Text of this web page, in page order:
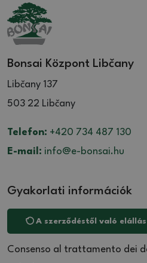
Bonsai Központ Libčany
Libčany 137
503 22 Libčany
Telefon: +420 734 487 130
E-mail: info@e-bonsai.hu
Gyakorlati információk
A szerződéstől való elállás
Consenso al trattamento dei